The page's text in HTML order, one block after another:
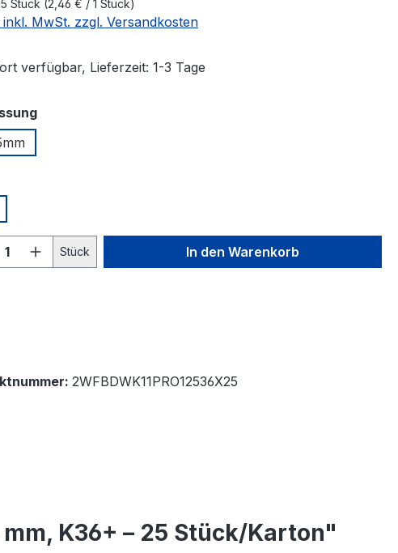
Stück (2,46 € / 1 Stück)
inkl. MwSt. zzgl. Versandkosten
verfügbar, Lieferzeit: 1-3 Tage
auswählen
Anzahl: Gib den gewünschten Wert
Stück In den Warenkorb
2WFBDWK11PRO12536X25
K36+ – 25 Stück/Karton"